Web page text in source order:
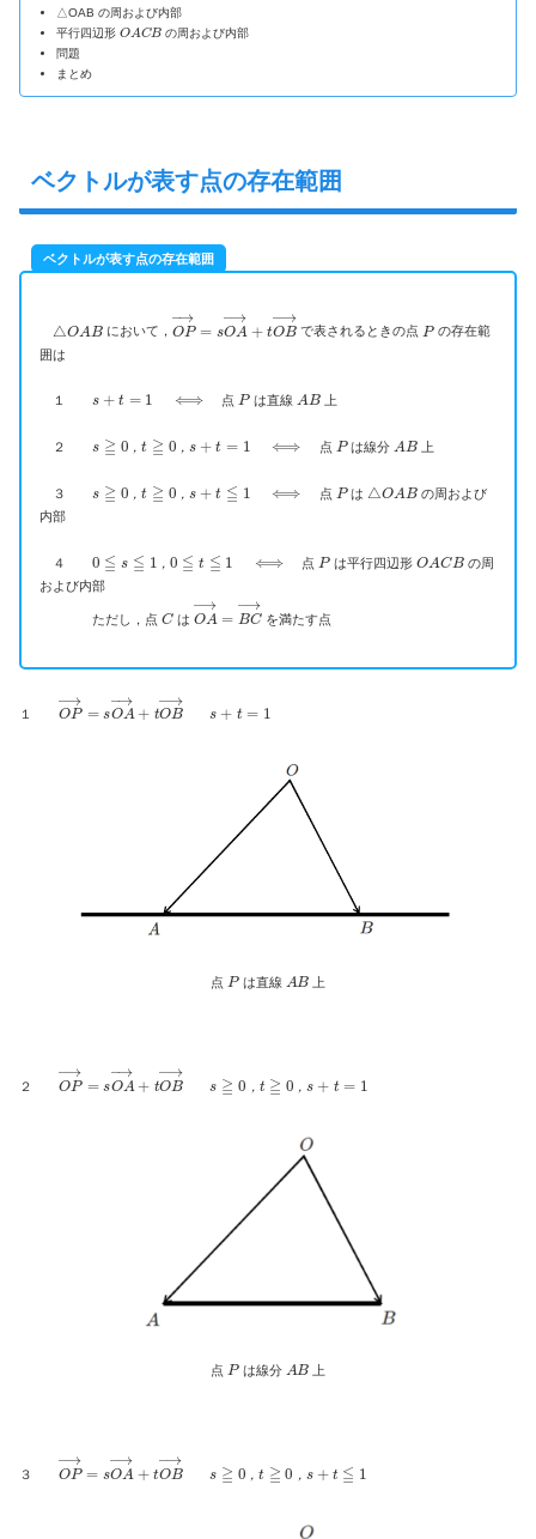
△OAB の周および内部
平行四辺形 OACB の周および内部
問題
まとめ
ベクトルが表す点の存在範囲
ベクトルが表す点の存在範囲
△ O A Bにおいて， OP→ sOA +tOB →
で表されるときの点 Pの存在範
囲は
１ + = ⟺ 点 P は直線 A B 上
２ ≧0 ， ≧ 0，s 1 ⟺ 点 Pは線分 A B 上
３ ≧ ， ≧ 0，s ⟺ 点 Pは △ O A B の周および
内部
４ 0 s ， 0 t≦ 1 ⟺ 点 P は平行四辺形 O A CB の周
および内部
ただし，点 Cは OA→ =BC を満たす点
１ OP→ sOA → +tOB + =
点 Pは直線 A B 上
２ OP→ sOA +tOB ≧ ， ≧ 0，s
点 Pは線分 A B 上
３ OP→ sOA → +tOB ≧0 ， ≧ 0，s 1